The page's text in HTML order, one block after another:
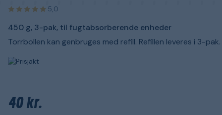
5,0
450 g, 3-pak, til fugtabsorberende enheder
Torrbollen kan genbruges med refill. Refillen leveres i 3-pak.
40 kr.